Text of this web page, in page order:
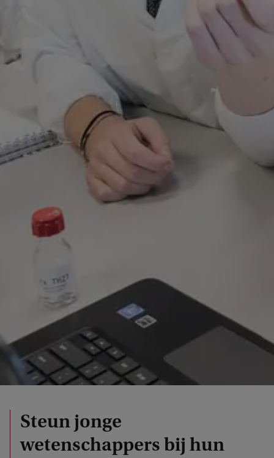
Steun jonge
wetenschappers bij hun